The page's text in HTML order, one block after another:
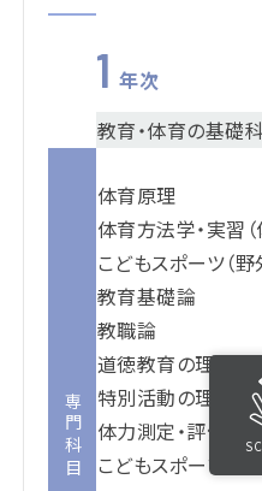
1 年次
教育・体育の基礎
専門科目
体育原理
体育方法学・実習（
こどもスポーツ（野
教育基礎論
教職論
道徳教育の理論と実
特別活動の理論と実
体力測定・評価
こどもスポーツ （